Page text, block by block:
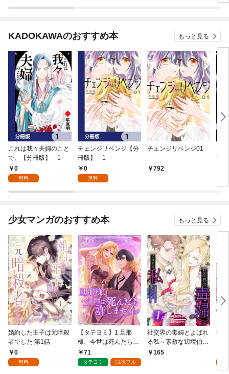
KADOKAWAのおすすめ本 もっと見る
これは我々夫婦のこと
で、【分冊版】 1
0
無料
チェンジリベンジ【分
冊版】 1
0
無料
チェンジリベンジ01
792
で
少女マンガのおすすめ本 もっと見る
婚約した王子は元暗殺
者でした 第1話
0
無料
【タテヨミ】1.旦那
様、今世は死んだら許
しません
71
タテヨミ 試読フル
社交界の毒婦とよばれ
る私～素敵な辺境伯令
息に腕を折られたの
165
視